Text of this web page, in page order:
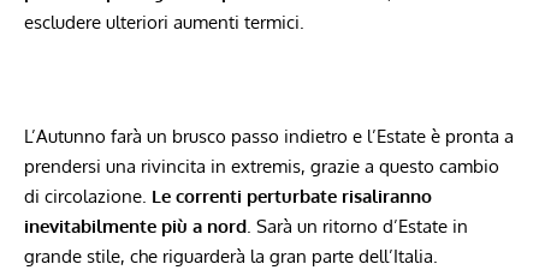
escludere ulteriori aumenti termici.
L’Autunno farà un brusco passo indietro e l’Estate è pronta a
prendersi una rivincita in extremis, grazie a questo cambio
di circolazione. Le correnti perturbate risaliranno
inevitabilmente più a nord . Sarà un ritorno d’Estate in
grande stile, che riguarderà la gran parte dell’Italia.